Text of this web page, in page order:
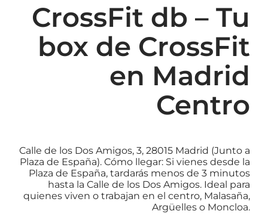
CrossFit db – Tu
box de CrossFit
en Madrid
Centro
Calle de los Dos Amigos, 3, 28015 Madrid (Junto a
Plaza de España). Cómo llegar: Si vienes desde la
Plaza de España, tardarás menos de 3 minutos
hasta la Calle de los Dos Amigos. Ideal para
quienes viven o trabajan en el centro, Malasaña,
Argüelles o Moncloa.